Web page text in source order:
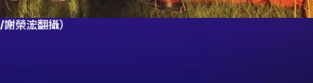
榮浤翻攝）